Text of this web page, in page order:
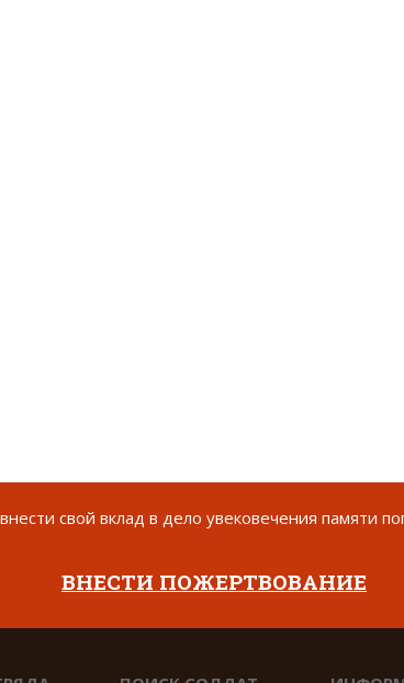
свой вклад в дело увековечения памяти
ВНЕСТИ ПОЖЕРТВОВАНИЕ